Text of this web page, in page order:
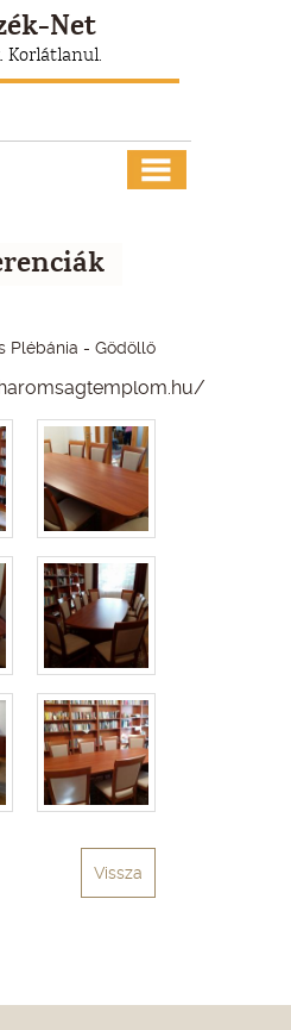
Net
Korlátlanul.
Plébánia - Gödöllő
Vissza